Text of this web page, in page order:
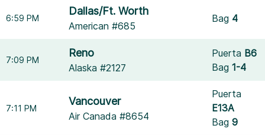
6:59 PM
Dallas/Ft. Worth
American #685
Bag 4
7:09 PM
Reno
Alaska #2127
Puerta B6
Bag1-4
7:11 PM
Vancouver
Air Canada #8654
Puerta
E13A
Bag9